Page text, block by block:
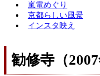
嵐電めぐり
京都らしい風景
インスタ映え
勧修寺（2007